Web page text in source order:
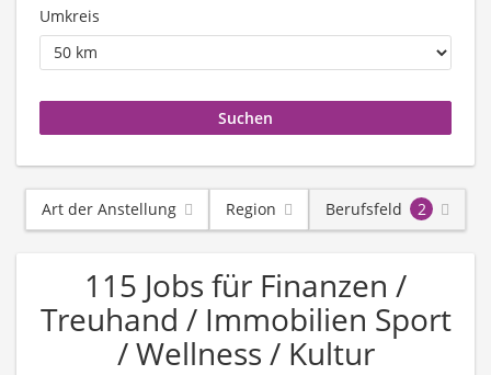
Umkreis
Art der Anstellung Region Berufsfeld 2
115 Jobs für Finanzen /
Treuhand / Immobilien Sport
/ Wellness / Kultur